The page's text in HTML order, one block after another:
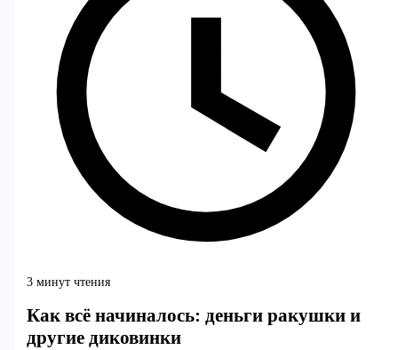
3 минут чтения
Как всё начиналось: деньги ракушки и
другие диковинки